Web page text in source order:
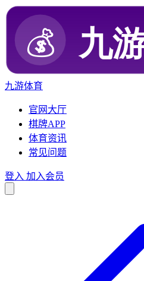
九游体育
官网大厅
棋牌APP
体育资讯
常见问题
登入 加入会员